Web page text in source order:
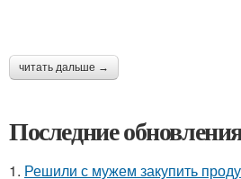
читать дальше →
Последние
1. Решили с мужем закупить